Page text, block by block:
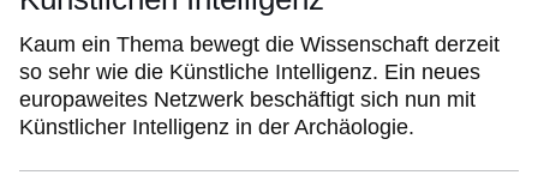
Kaum ein Thema bewegt die Wissenschaft derzeit
so sehr wie die Künstliche Intelligenz. Ein neues
europaweites Netzwerk beschäftigt sich nun mit
Künstlicher Intelligenz in der Archäologie.